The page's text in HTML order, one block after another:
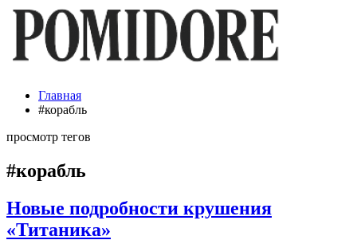
Главная
#корабль
просмотр тегов
#корабль
Новые подробности крушения
«Титаника»